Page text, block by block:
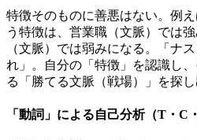
特徴そのものに善悪はない。例
う特徴は、営業職（文脈）では
（文脈）では弱みになる。「ナ
れ」。自分の「特徴」を認識し
る「勝てる文脈（戦場）」を探
「動詞」による自己分析（T・C